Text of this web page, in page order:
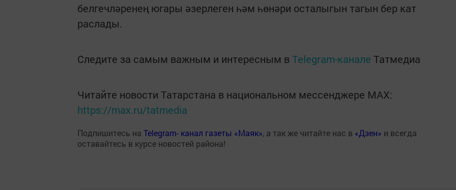
белгечләренең югары әзерлеген һәм һөнәри осталыгын тагын бер кат
раслады.
Следите за самым важным и интересным в Telegram-канале Татмедиа
Читайте новости Татарстана в национальном мессенджере MАХ:
https://max.ru/tatmedia
Подпишитесь на Telegram- канал газеты «Маяк», а так же читайте нас в «Дзен» и всегда
оставайтесь в курсе новостей района!